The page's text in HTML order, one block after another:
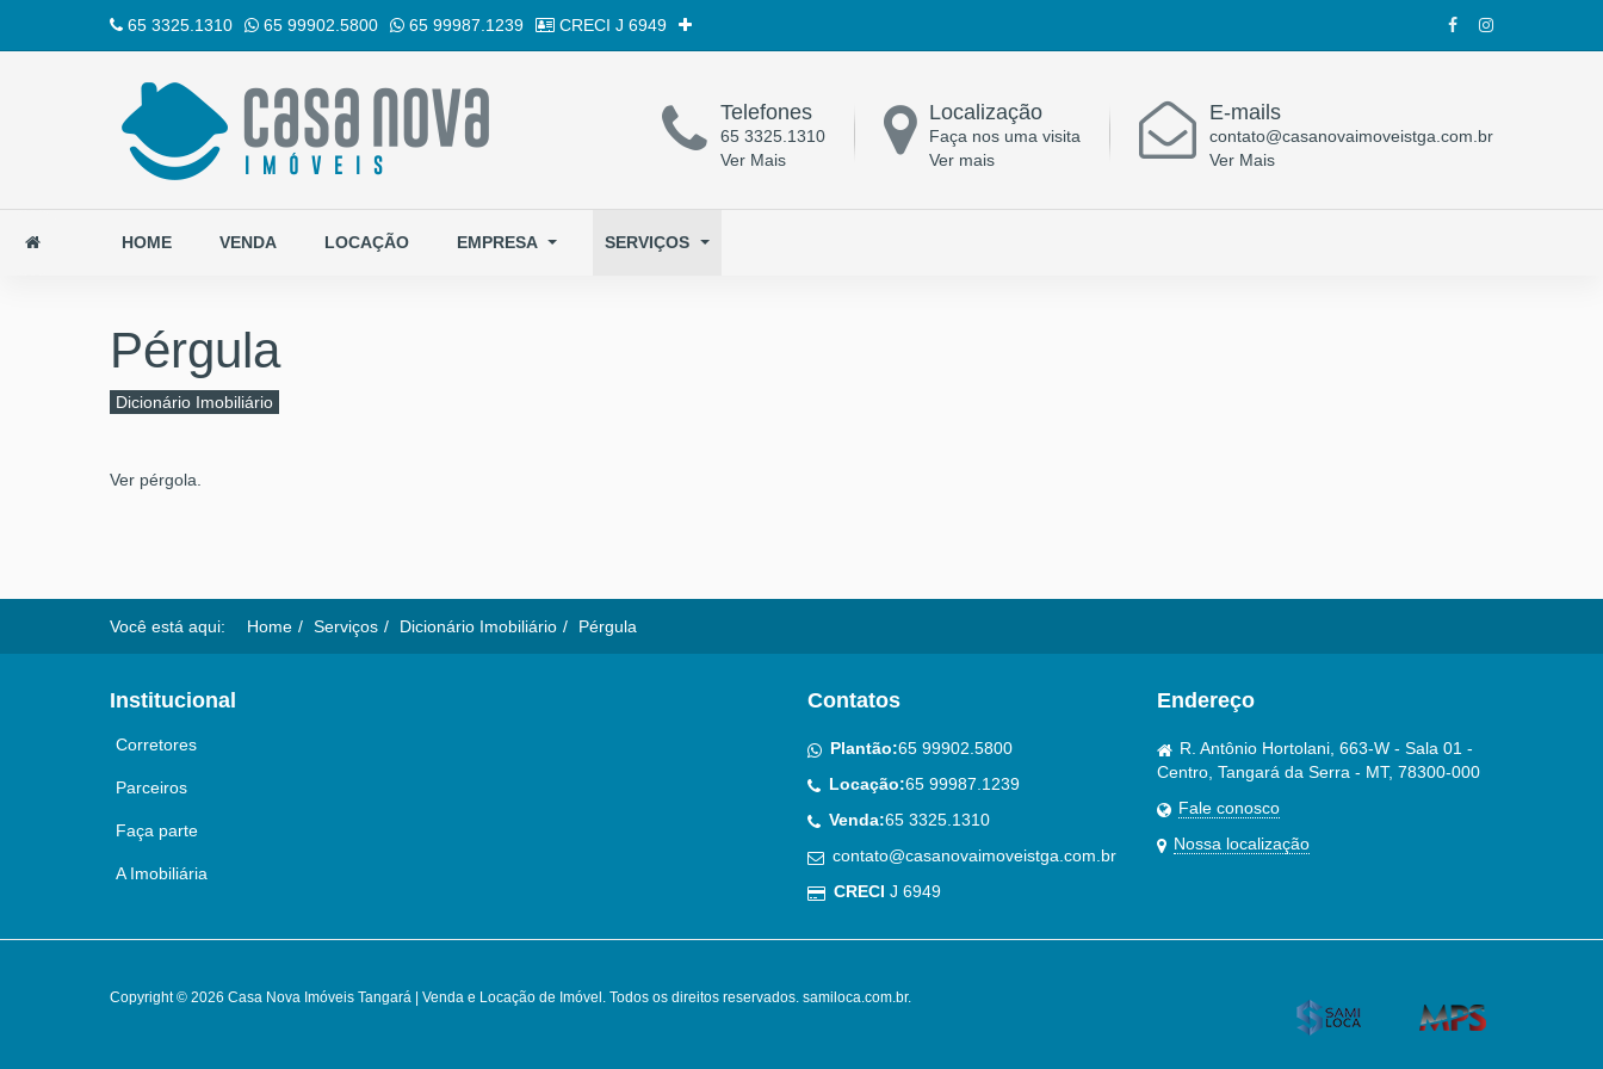
65 3325.1310 65 99902.5800 65 99987.1239 CRECI J 6949
Telefones
65 3325.1310
Ver Mais
Localização
Faça nos uma visita
Ver mais
E-mails
contato@casanovaimoveistga.com.br
Ver Mais
HOME VENDA LOCAÇÃO EMPRESA SERVIÇOS
Pérgula
Dicionário Imobiliário
Ver pérgola.
Você está aqui: Home Serviços Dicionário Imobiliário Pérgula
Institucional
Corretores
Parceiros
Faça parte
A Imobiliária
Contatos
Plantão:65 99902.5800
Locação:65 99987.1239
Venda:65 3325.1310
contato@casanovaimoveistga.com.br
CRECI J 6949
Endereço
R. Antônio Hortolani, 663-W - Sala 01 -
Centro, Tangará da Serra - MT, 78300-000
Fale conosco
Nossa localização
Copyright © 2026 Casa Nova Imóveis Tangará | Venda e Locação de Imóvel. Todos os direitos reservados. samiloca.com.br.